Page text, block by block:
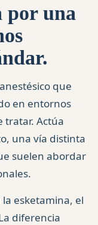
por una
que
en entornos
tratar. Actúa
una vía distinta
suelen abordar
esketamina, el
diferencia